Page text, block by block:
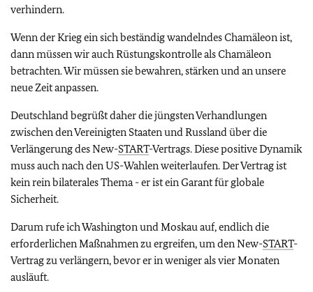
verhindern.
Wenn der Krieg ein sich beständig wandelndes Chamäleon ist,
dann müssen wir auch Rüstungskontrolle als Chamäleon
betrachten. Wir müssen sie bewahren, stärken und an unsere
neue Zeit anpassen.
Deutschland begrüßt daher die jüngsten Verhandlungen
zwischen den Vereinigten Staaten und Russland über die
Verlängerung des New-START-Vertrags. Diese positive Dynamik
muss auch nach den US-Wahlen weiterlaufen. Der Vertrag ist
kein rein bilaterales Thema - er ist ein Garant für globale
Sicherheit.
Darum rufe ich Washington und Moskau auf, endlich die
erforderlichen Maßnahmen zu ergreifen, um den New-START-
Vertrag zu verlängern, bevor er in weniger als vier Monaten
ausläuft.